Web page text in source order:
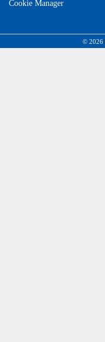
Cookie Manager
© 2026